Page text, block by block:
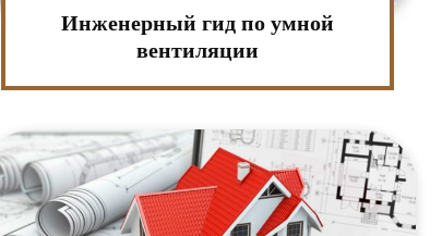
Инженерный гид по умной
вентиляции